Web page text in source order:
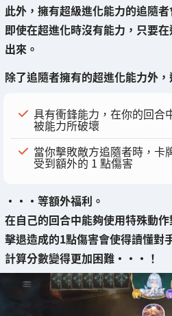
此外，擁有超級進化能力的追隨者
即使在超進化時沒有能力， 只要
出來 。
除了追隨者擁有的超進化能力外
具有衝鋒能力，在你的回合
被能力所破壞
當你擊敗敵方追隨者時，卡
受到額外的 1 點傷害
・・・等額外福利。
在自己的回合中能夠使用特殊動
擊退造成的1點傷害會使得讀懂對
計算分數變得更加困難・・・！